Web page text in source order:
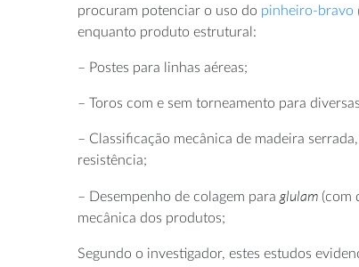
procuram potenciar o uso do pinheiro-bravo
enquanto produto estrutural:
– Postes para linhas aéreas;
– Toros com e sem torneamento para
– Classificação mecânica de madeira
resistência;
– Desempenho de colagem paraglulam (com
mecânica dos produtos;
Segundo o investigador, estes estudos